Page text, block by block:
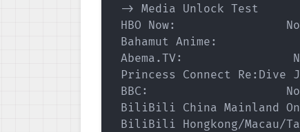
-> Media Unlock Test
HBO Now:                No
Bahamut Anime:
Abema.TV:
Princess Connect Re:Dive
BBC:                    No
BiliBili China Mainland
BiliBili Hongkong/Macau/